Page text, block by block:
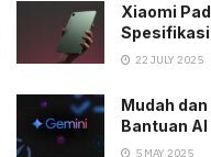
Xiaomi
22 JULY 2025
Mudah
Bantuan AI
5 MAY 2025